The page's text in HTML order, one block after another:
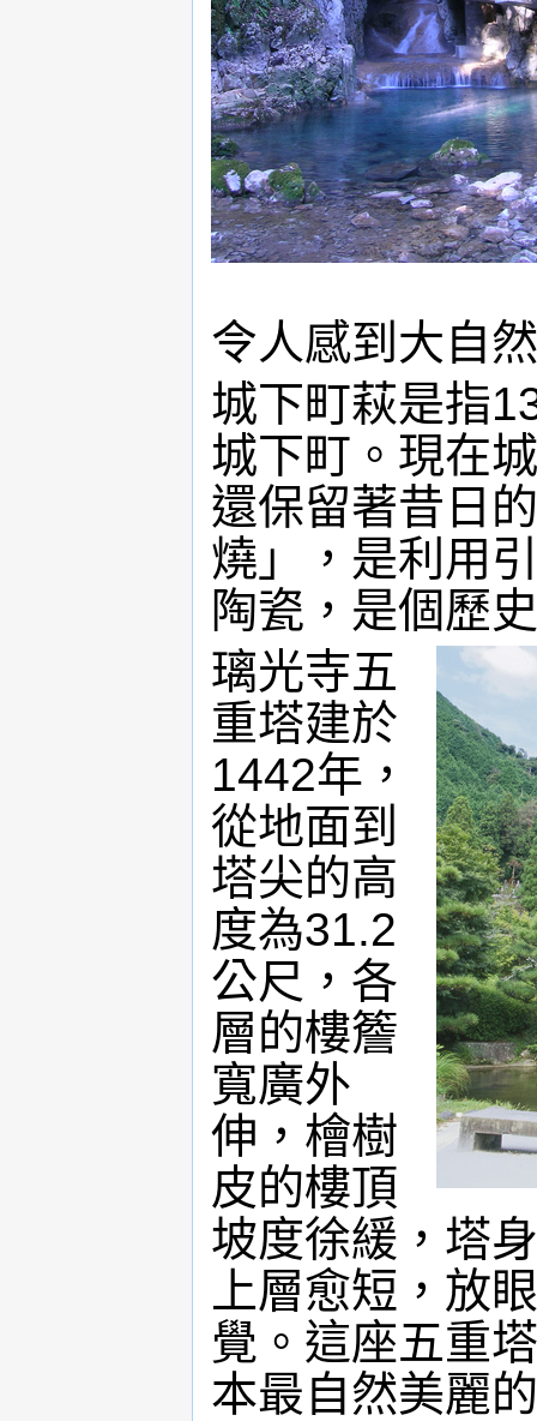
令人感到大自
城下町萩是指
城下町。現在
還保留著昔日
燒」，是利用
陶瓷，是個歷
璃光寺五
重塔建於
1442年，
從地面到
塔尖的高
度為31.2
公尺，各
層的樓簷
寬廣外
伸，檜樹
皮的樓頂
坡度徐緩，塔
上層愈短，放
覺。這座五重
本最自然美麗